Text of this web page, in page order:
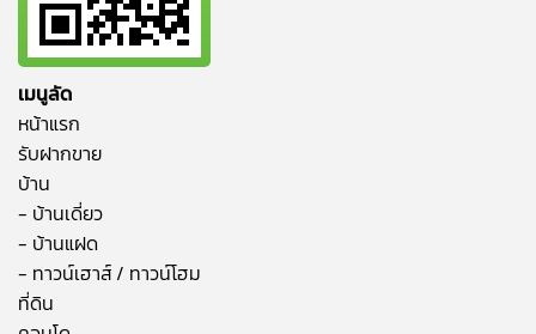
เมนูลัด
หน้าแรก
รับฝากขาย
บ้าน
- บ้านเดี่ยว
- บ้านแฝด
- ทาวน์เฮาส์ / ทาวน์โฮม
ที่ดิน